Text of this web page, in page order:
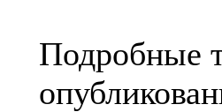
Подробные